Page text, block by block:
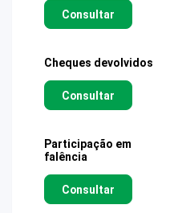
Consultar
Cheques devolvidos
Consultar
Participação em
falência
Consultar